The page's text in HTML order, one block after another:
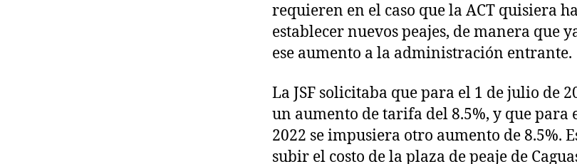
requieren en el caso que la ACT quisiera
establecer nuevos peajes, de manera que
ese aumento a la administración entrante.
La JSF solicitaba que para el 1 de julio de
un aumento de tarifa del 8.5%, y que para
2022 se impusiera otro aumento de 8.5%.
subir el costo de la plaza de peaje de